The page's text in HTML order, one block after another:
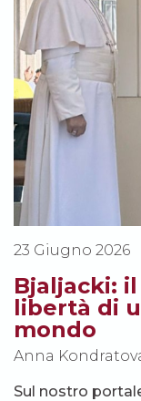
23 Giugno 2026
Bjaljacki:
libertà di
mondo
Anna
Sul nostro